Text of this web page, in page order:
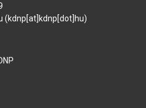
(kdnp[at]kdnp[dot]hu)